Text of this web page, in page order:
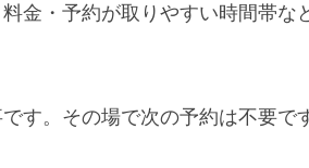
金・予約が取りやすい時間帯な
す。その場で次の予約は不要で